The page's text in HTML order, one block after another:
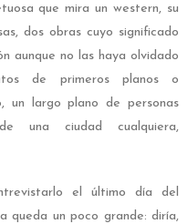
que mira un western, su
dos obras cuyo significado
aunque no las haya olvidado
de primeros planos o
un largo plano de personas
una ciudad cualquiera,
el último día del
queda un poco grande: diría,